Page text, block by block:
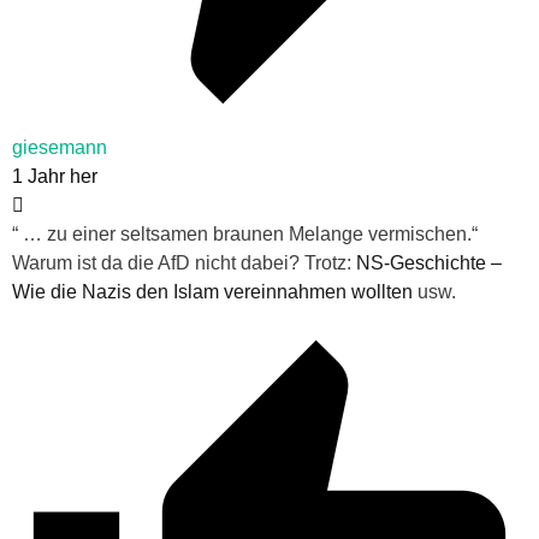
giesemann
1 Jahr her
“ … zu einer seltsamen braunen Melange vermischen.“
Warum ist da die AfD nicht dabei? Trotz: NS-Geschichte –
Wie die Nazis den Islam vereinnahmen wollten usw.